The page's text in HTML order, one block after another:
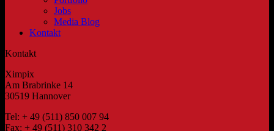
Jobs
Media Blog
Kontakt
Kontakt
Ximpix
Am Brabrinke 14
30519 Hannover
Tel: + 49 (511) 850 007 94
Fax: + 49 (511) 310 342 2